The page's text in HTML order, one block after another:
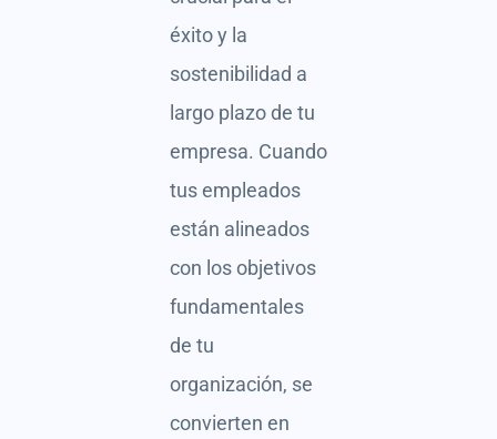
éxito y la
sostenibilidad a
largo plazo de tu
empresa. Cuando
tus empleados
están alineados
con los objetivos
fundamentales
de tu
organización, se
convierten en